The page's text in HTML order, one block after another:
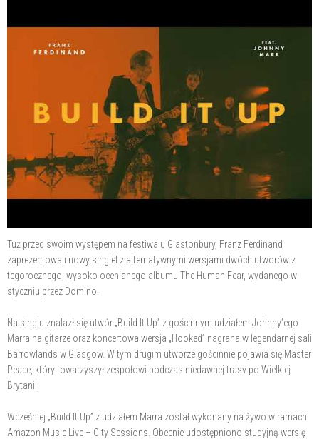
Tuż przed swoim występem na festiwalu Glastonbury, Franz Ferdinand
zaprezentowali nowy singiel z alternatywnymi wersjami dwóch utworów z
tegorocznego, wysoko ocenianego albumu The Human Fear, wydanego w
styczniu przez Domino.
Na singlu znalazł się utwór „Build It Up” z gościnnym udziałem Johnny’ego
Marra na gitarze oraz koncertowa wersja „Hooked” nagrana w legendarnej sali
Barrowlands w Glasgow. W tym drugim utworze gościnnie pojawia się Master
Peace, który towarzyszył zespołowi podczas niedawnej trasy po Wielkiej
Brytanii.
Wcześniej „Build It Up” z udziałem Marra został wykonany na żywo w ramach
Amazon Music Live – City Sessions. Obecnie udostępniono studyjną wersję